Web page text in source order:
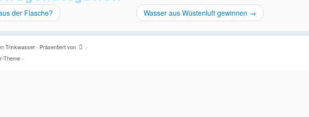
der Flasche? Wasser aus Wüstenluft gewinnen →
Trinkwasser· Präsentiert von
·
Theme ·